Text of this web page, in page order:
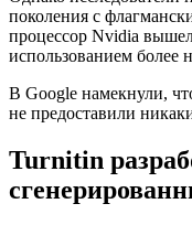
поколения с
процессор Nvidia
использованием более
В Google намекнули,
не предоставили
Turnitin